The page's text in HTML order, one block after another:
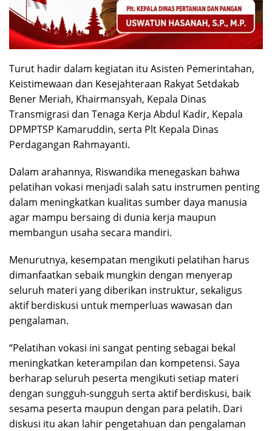
Turut hadir dalam kegiatan itu Asisten Pemerintahan,
Keistimewaan dan Kesejahteraan Rakyat Setdakab
Bener Meriah, Khairmansyah, Kepala Dinas
Transmigrasi dan Tenaga Kerja Abdul Kadir, Kepala
DPMPTSP Kamaruddin, serta Plt Kepala Dinas
Perdagangan Rahmayanti.
Dalam arahannya, Riswandika menegaskan bahwa
pelatihan vokasi menjadi salah satu instrumen penting
dalam meningkatkan kualitas sumber daya manusia
agar mampu bersaing di dunia kerja maupun
membangun usaha secara mandiri.
Menurutnya, kesempatan mengikuti pelatihan harus
dimanfaatkan sebaik mungkin dengan menyerap
seluruh materi yang diberikan instruktur, sekaligus
aktif berdiskusi untuk memperluas wawasan dan
pengalaman.
“Pelatihan vokasi ini sangat penting sebagai bekal
meningkatkan keterampilan dan kompetensi. Saya
berharap seluruh peserta mengikuti setiap materi
dengan sungguh-sungguh serta aktif berdiskusi, baik
sesama peserta maupun dengan para pelatih. Dari
diskusi itu akan lahir pengetahuan dan pengalaman